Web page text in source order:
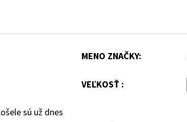
sú už dnes
MENO ZNAČKY:
VEĽKOSŤ :